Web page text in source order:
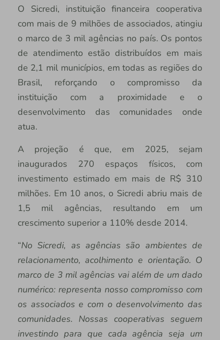
O Sicredi, instituição financeira cooperativa
com mais de 9 milhões de associados, atingiu
o marco de 3 mil agências no país. Os pontos
de atendimento estão distribuídos em mais
de 2,1 mil municípios, em todas as regiões do
Brasil, reforçando o compromisso da
instituição com a proximidade e o
desenvolvimento das comunidades onde
atua.
A projeção é que, em 2025, sejam
inaugurados 270 espaços físicos, com
investimento estimado em mais de R$ 310
milhões. Em 10 anos, o Sicredi abriu mais de
1,5 mil agências, resultando em um
crescimento superior a 110% desde 2014.
“No Sicredi, as agências são ambientes de
relacionamento, acolhimento e orientação. O
marco de 3 mil agências vai além de um dado
numérico: representa nosso compromisso com
os associados e com o desenvolvimento das
comunidades. Nossas cooperativas seguem
investindo para que cada agência seja um